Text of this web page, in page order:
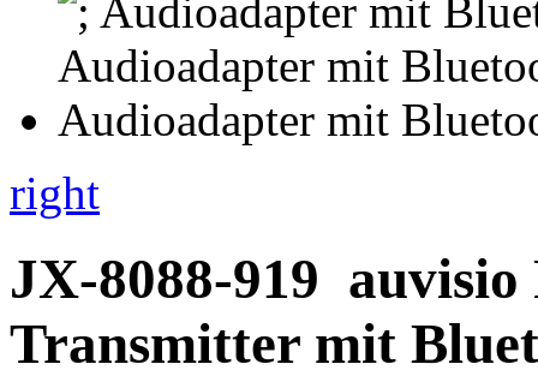
right
JX-8088-919 auvisio
Transmitter mit